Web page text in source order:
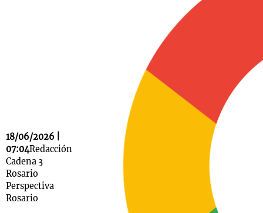
18/06/2026 |
07:04Redacción
Cadena 3
Rosario
Perspectiva
Rosario
Notas
La Sole en